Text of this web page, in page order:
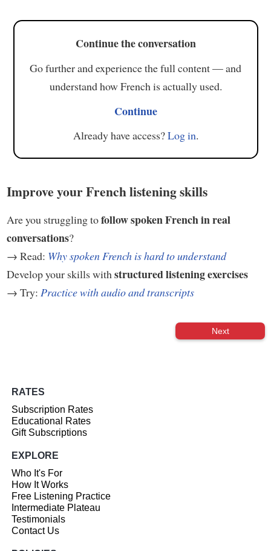
Continue the conversation
Go further and experience the full content — and
understand how French is actually used.
Continue
Already have access?Log in.
Improve your French listening skills
Are you struggling tofollow spoken French in real
conversations?
→ Read: Why spoken French is hard to understand
Develop your skills with structured listening exercises
→ Try: Practice with audio and transcripts
Next
RATES
Subscription Rates
Educational Rates
Gift Subscriptions
EXPLORE
Who It's For
How It Works
Free Listening Practice
Intermediate Plateau
Testimonials
Contact Us